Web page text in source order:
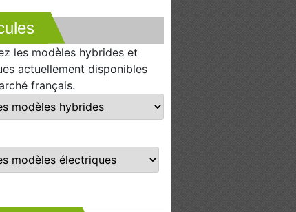
les modèles hybrides et
actuellement disponibles
français.